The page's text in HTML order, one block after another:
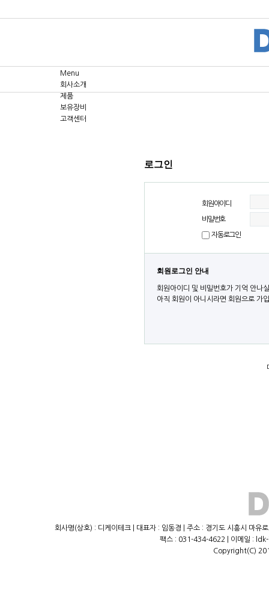
Menu
회사소개
제품
보유장비
고객센터
로그인
회원아이디
비밀번호
자동로그인
회원로그인 안내
회원아이디 및 비밀번호가 기억 안나
아직 회원이 아니시라면 회원으로 가
회사명(상호) : 디케이테크 | 대표자 : 임동경 | 주소 : 경기도 시흥시 마
팩스 : 031-434-4622 | 이메일 :
Copyright(C)